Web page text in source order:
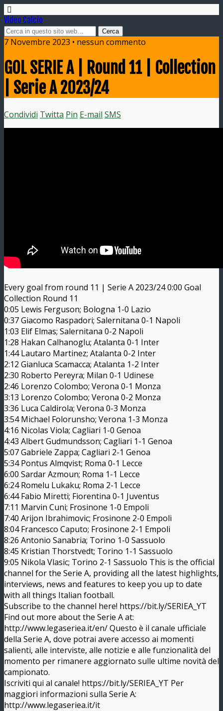
Video Calcio
7 Novembre 2023 • nessun commento
GOL SERIE A | Round 11 | Collection
| Serie A 2023/24
Condividi Twitta Pin E-mail SMS
Every goal from round 11 | Serie A 2023/24 0:00 Goal
Collection Round 11
0:05 Lewis Ferguson; Bologna 1-0 Lazio
0:37 Giacomo Raspadori; Salernitana 0-1 Napoli
1:03 Elif Elmas; Salernitana 0-2 Napoli
1:28 Hakan Calhanoglu; Atalanta 0-1 Inter
1:44 Lautaro Martinez; Atalanta 0-2 Inter
2:12 Gianluca Scamacca; Atalanta 1-2 Inter
2:30 Roberto Pereyra; Milan 0-1 Udinese
2:46 Lorenzo Colombo; Verona 0-1 Monza
3:13 Lorenzo Colombo; Verona 0-2 Monza
3:36 Luca Caldirola; Verona 0-3 Monza
3:54 Michael Folorunsho; Verona 1-3 Monza
4:16 Nicolas Viola; Cagliari 1-0 Genoa
4:43 Albert Gudmundsson; Cagliari 1-1 Genoa
5:07 Gabriele Zappa; Cagliari 2-1 Genoa
5:34 Pontus Almqvist; Roma 0-1 Lecce
6:00 Sardar Azmoun; Roma 1-1 Lecce
6:24 Romelu Lukaku; Roma 2-1 Lecce
6:44 Fabio Miretti; Fiorentina 0-1 Juventus
7:11 Marvin Cuni; Frosinone 1-0 Empoli
7:40 Arijon Ibrahimovic; Frosinone 2-0 Empoli
8:04 Francesco Caputo; Frosinone 2-1 Empoli
8:26 Antonio Sanabria; Torino 1-0 Sassuolo
8:45 Kristian Thorstvedt; Torino 1-1 Sassuolo
9:05 Nikola Vlasic; Torino 2-1 Sassuolo This is the official
channel for the Serie A, providing all the latest highlights,
interviews, news and features to keep you up to date
with all things Italian football.
Subscribe to the channel here! https://bit.ly/SERIEA_YT
Find out more about the Serie A at:
http://www.legaseriea.it/en/ Questo è il canale ufficiale
della Serie A, dove potrai avere accesso ai momenti
salienti, alle interviste, alle notizie e alle funzionalità del
momento per rimanere aggiornato sulle ultime novità del
campionato.
Iscriviti qui al canale! https://bit.ly/SERIEA_YT Per
maggiori informazioni sulla Serie A:
http://www.legaseriea.it/it